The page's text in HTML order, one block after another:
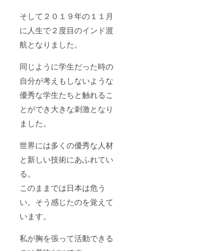
そして２０１９年の１１月
に人生で２度目のインド渡
航となりました。
同じように学生だった時の
自分が考えもしないような
優秀な学生たちと触れるこ
とができ大きな刺激となり
ました。
世界には多くの優秀な人材
と新しい技術にあふれてい
る。
このままでは日本は危う
い。そう感じたのを覚えて
います。
私が胸を張って活動できる